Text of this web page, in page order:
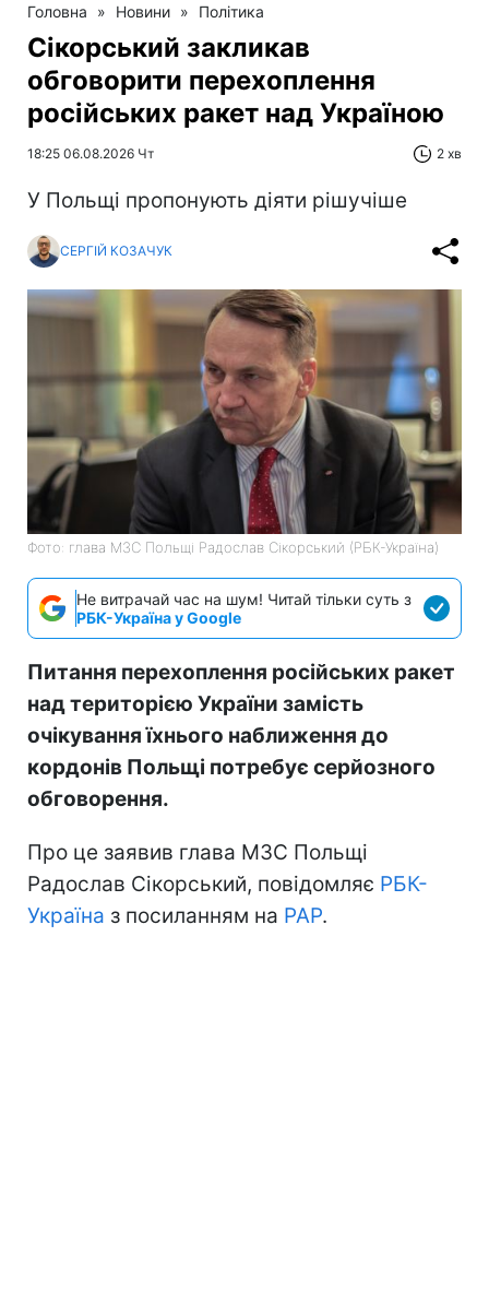
Головна » Новини » Політика
Сікорський закликав
обговорити перехоплення
російських ракет над Україною
18:25 06.08.2026 Чт 2 хв
У Польщі пропонують діяти рішучіше
СЕРГІЙ КОЗАЧУК
Фото: глава МЗС Польщі Радослав Сікорський (РБК-Україна)
Не витрачай час на шум! Читай тільки суть з
РБК-Україна у Google
Питання перехоплення російських ракет
над територією України замість
очікування їхнього наближення до
кордонів Польщі потребує серйозного
обговорення.
Про це заявив глава МЗС Польщі
Радослав Сікорський, повідомляє РБК-
Україна з посиланням на PAP.